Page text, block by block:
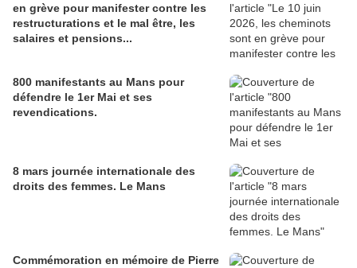
en grève pour manifester contre les
restructurations et le mal être, les
salaires et pensions...
800 manifestants au Mans pour
défendre le 1er Mai et ses
revendications.
8 mars journée internationale des
droits des femmes. Le Mans
Commémoration en mémoire de Pierre